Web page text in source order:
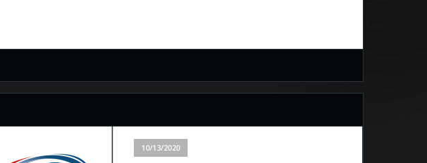
10/13/2020